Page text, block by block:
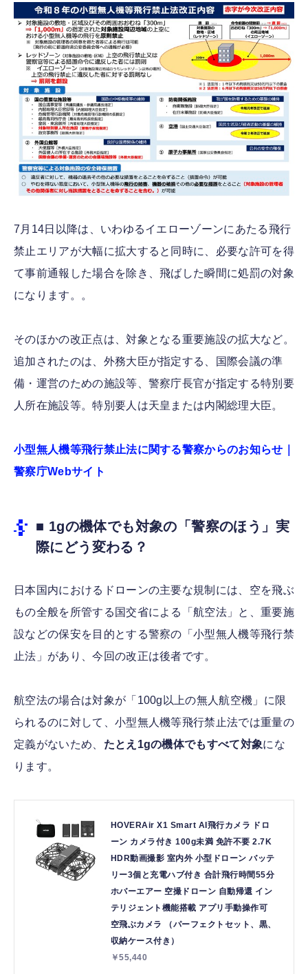
7月14日以降は、いわゆるイエローゾーンにあたる飛行
禁止エリアが大幅に拡大すると同時に、必要な許可を得
て事前通報した場合を除き、飛ばした瞬間に処罰の対象
になります。。
そのほかの改正点は、対象となる重要施設の拡大など。
追加されたのは、外務大臣が指定する、国際会議の準
備・運営のための施設等、警察庁長官が指定する特別要
人所在施設等。特別要人は天皇または内閣総理大臣。
小型無人機等飛行禁止法に関する警察からのお知らせ｜
警察庁Webサイト
■ 1gの機体でも対象の「警察のほう」実
際にどう変わる？
日本国内におけるドローンの主要な規制には、空を飛ぶ
もの全般を所管する国交省による「航空法」と、重要施
設などの保安を目的とする警察の「小型無人機等飛行禁
止法」があり、今回の改正は後者です。
航空法の場合は対象が「100g以上の無人航空機」に限
られるのに対して、小型無人機等飛行禁止法では重量の
定義がないため、 たとえ1gの機体でもすべて対象にな
ります。
HOVERAir X1 Smart AI飛行カメラ ドロ
ーン カメラ付き 100g未満 免許不要 2.7K
HDR動画撮影 室内外 小型ドローン バッテ
リー3個と充電ハブ付き 合計飛行時間55分
ホバーエアー 空撮ドローン 自動帰還 イン
テリジェント機能搭載 アプリ手動操作可
空飛ぶカメラ （パーフェクトセット、黒、
収納ケース付き）
￥55,440